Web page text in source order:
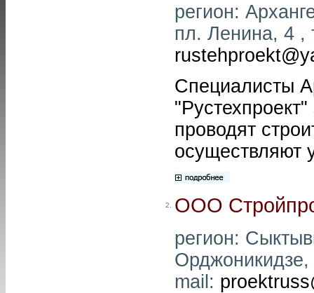
регион:
пл. Ленина, 4 ,
Специалисты
проводят
осуществляют
2. ООО
регион:
mail: